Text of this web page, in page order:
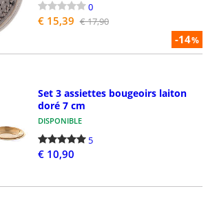
-14%
0
€ 15,39 € 17,90
Set 3 assiettes bougeoirs laiton
doré 7 cm
DISPONIBLE
5
€ 10,90